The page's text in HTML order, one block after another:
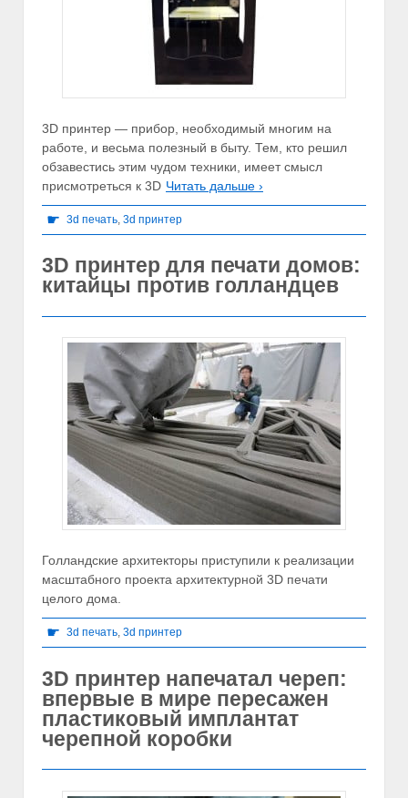
3D принтер — прибор, необходимый многим на
работе, и весьма полезный в быту. Тем, кто решил
обзавестись этим чудом техники, имеет смысл
присмотреться к 3D Читать дальше ›
☛ 3d печать 3d принтер
3D принтер для печати домов:
китайцы против голландцев
Голландские архитекторы приступили к реализации
масштабного проекта архитектурной 3D печати
целого дома.
☛ 3d печать, 3d принтер
3D принтер напечатал череп:
впервые в мире пересажен
пластиковый имплантат
черепной коробки